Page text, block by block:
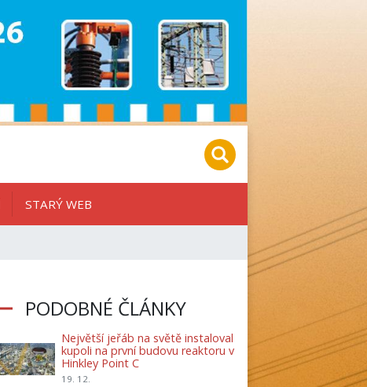
STARÝ WEB
PODOBNÉ ČLÁNKY
Největší jeřáb na světě instaloval
kupoli na první budovu reaktoru v
Hinkley Point C
19. 12.